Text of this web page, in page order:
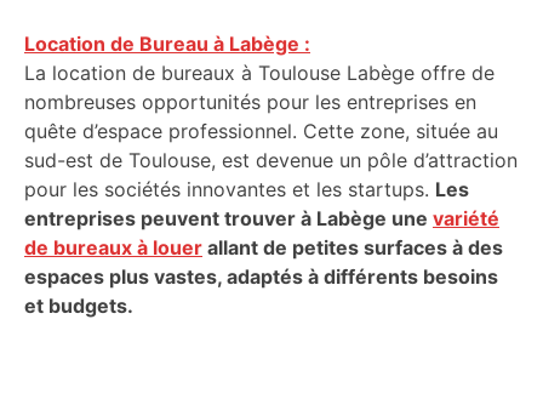
Location de Bureau à Labège :
La location de bureaux à Toulouse Labège offre de
nombreuses opportunités pour les entreprises en
quête d’espace professionnel. Cette zone, située au
sud-est de Toulouse, est devenue un pôle d’attraction
pour les sociétés innovantes et les startups. Les
entreprises peuvent trouver à Labège une variété
de bureaux à louer allant de petites surfaces à des
espaces plus vastes, adaptés à différents besoins
et budgets.